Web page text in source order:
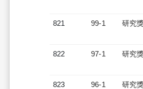
821 99-1 研究
822 97-1 研究
823 96-1 研究